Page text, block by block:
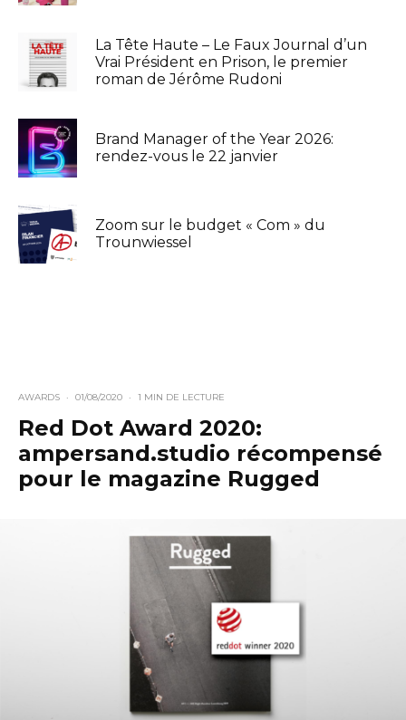
La Tête Haute – Le Faux Journal d’un
Vrai Président en Prison, le premier
roman de Jérôme Rudoni
Brand Manager of the Year 2026:
rendez-vous le 22 janvier
Zoom sur le budget « Com » du
Trounwiessel
AWARDS · 01/08/2020 · 1 MIN DE LECTURE
Red Dot Award 2020:
ampersand.studio récompensé
pour le magazine Rugged